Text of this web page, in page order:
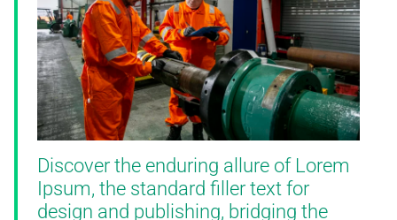
Discover the enduring allure of Lorem
Ipsum, the standard filler text for
design and publishing, bridging the